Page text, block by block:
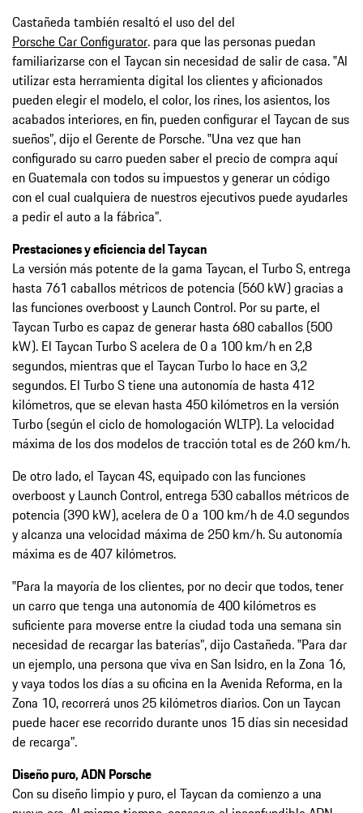
Castañeda también resaltó el uso del del
Porsche Car Configurator. para que las personas puedan
familiarizarse con el Taycan sin necesidad de salir de casa. ‟Al
utilizar esta herramienta digital los clientes y aficionados
pueden elegir el modelo, el color, los rines, los asientos, los
acabados interiores, en fin, pueden configurar el Taycan de sus
sueños”, dijo el Gerente de Porsche. ‟Una vez que han
configurado su carro pueden saber el precio de compra aquí
en Guatemala con todos su impuestos y generar un código
con el cual cualquiera de nuestros ejecutivos puede ayudarles
a pedir el auto a la fábrica”.
Prestaciones y eficiencia del Taycan
La versión más potente de la gama Taycan, el Turbo S, entrega
hasta 761 caballos métricos de potencia (560 kW) gracias a
las funciones overboost y Launch Control. Por su parte, el
Taycan Turbo es capaz de generar hasta 680 caballos (500
kW). El Taycan Turbo S acelera de 0 a 100 km/h en 2,8
segundos, mientras que el Taycan Turbo lo hace en 3,2
segundos. El Turbo S tiene una autonomía de hasta 412
kilómetros, que se elevan hasta 450 kilómetros en la versión
Turbo (según el ciclo de homologación WLTP). La velocidad
máxima de los dos modelos de tracción total es de 260 km/h.
De otro lado, el Taycan 4S, equipado con las funciones
overboost y Launch Control, entrega 530 caballos métricos de
potencia (390 kW), acelera de 0 a 100 km/h de 4.0 segundos
y alcanza una velocidad máxima de 250 km/h. Su autonomía
máxima es de 407 kilómetros.
‟Para la mayoría de los clientes, por no decir que todos, tener
un carro que tenga una autonomía de 400 kilómetros es
suficiente para moverse entre la ciudad toda una semana sin
necesidad de recargar las baterías”, dijo Castañeda. ‟Para dar
un ejemplo, una persona que viva en San Isidro, en la Zona 16,
y vaya todos los días a su oficina en la Avenida Reforma, en la
Zona 10, recorrerá unos 25 kilómetros diarios. Con un Taycan
puede hacer ese recorrido durante unos 15 días sin necesidad
de recarga”.
Diseño puro, ADN Porsche
Con su diseño limpio y puro, el Taycan da comienzo a una